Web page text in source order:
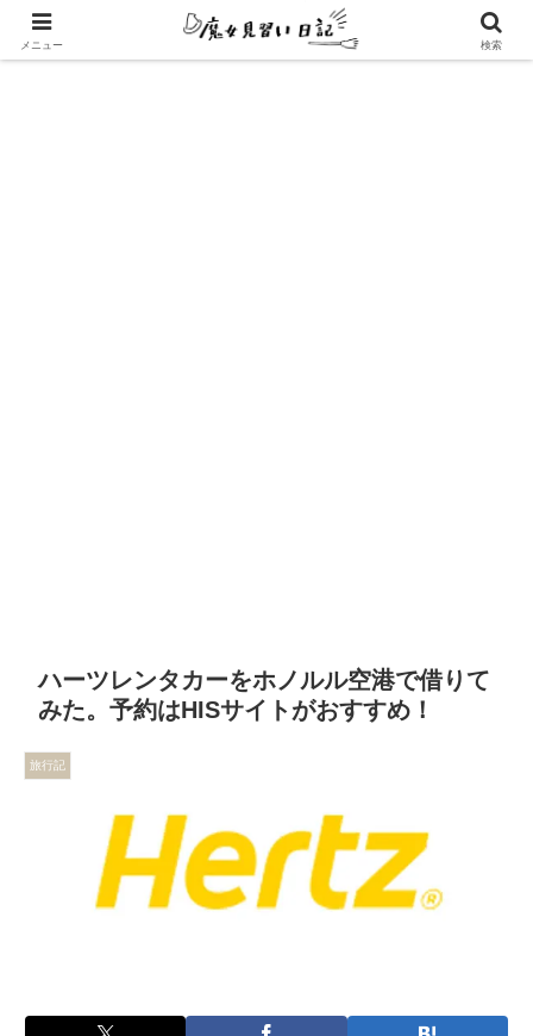
エンパスさんのための心地よい暮らし方
ハーツレンタカーをホノルル空港で借りて
みた。予約はHISサイトがおすすめ！
旅行記
メニュー 検索